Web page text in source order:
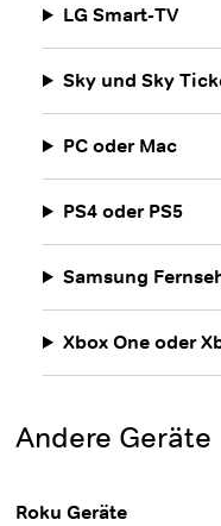
LG Smart-TV
Sky und Sky
PC oder Mac
PS4 oder PS5
Samsung
Xbox One oder
Andere Geräte
Roku Geräte